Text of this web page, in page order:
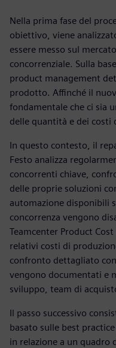
Nella prima fase del
obiettivo, viene
essere messo sul
concorrenziale. Sulla
product management
prodotto. Affinché il
fondamentale che ci sia
delle quantità e dei costi
In questo contesto, il
Festo analizza
concorrenti chiave,
delle proprie soluzioni
automazione disponibili
concorrenza vengono
Teamcenter Product
relativi costi di
confronto dettagliato
vengono documentati e
sviluppo, team di
Il passo successivo
basato sulle best
in relazione a un